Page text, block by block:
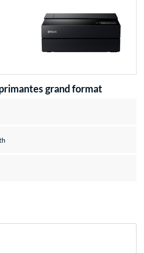
grand format